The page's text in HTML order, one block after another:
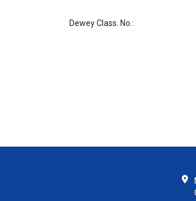
Dewey Class. No.: